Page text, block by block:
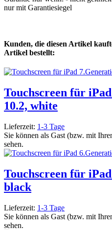
nur mit Garantiesiegel
Kunden, die diesen Artikel
Artikel bestellt:
Touchscreen für
10.2, white
Lieferzeit: 1-3 Tage
Sie können als Gast (bzw. mit
sehen.
Touchscreen für
black
Lieferzeit: 1-3 Tage
Sie können als Gast (bzw. mit
sehen.